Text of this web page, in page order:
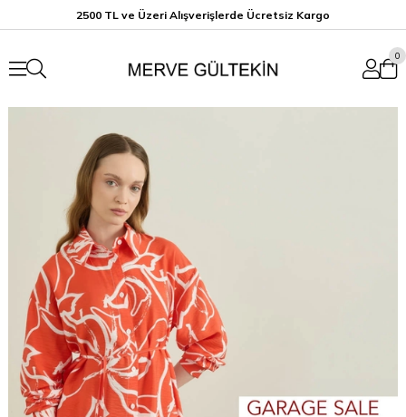
2500 TL ve Üzeri Alışverişlerde Ücretsiz Kargo
0